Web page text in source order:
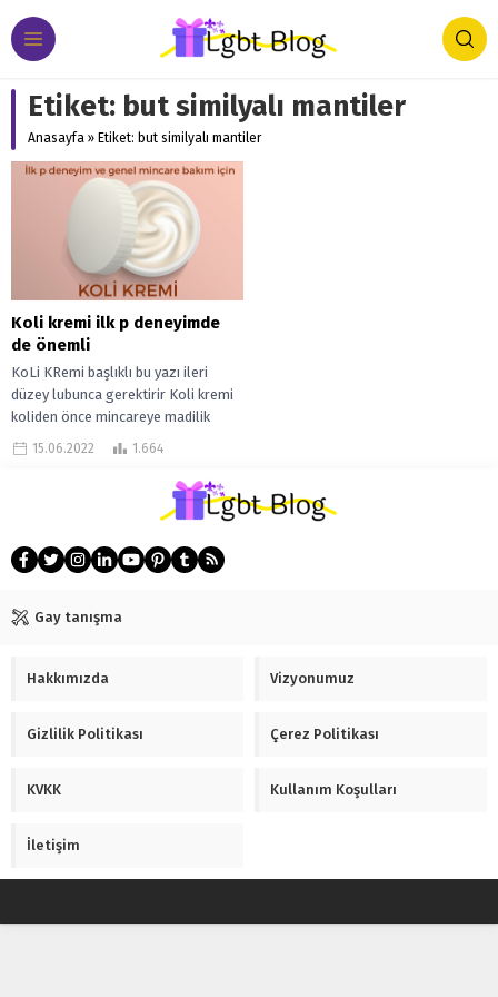
Etiket: but similyalı mantiler
Anasayfa » Etiket: but similyalı mantiler
Koli kremi ilk p deneyimde
de önemli
KoLi KRemi başlıklı bu yazı ileri
düzey lubunca gerektirir Koli kremi
koliden önce mincareye madilik
olmasın diye kayganlık vermesi
15.06.2022 1.664
Gay tanışma
Hakkımızda Vizyonumuz
Gizlilik Politikası Çerez Politikası
KVKK Kullanım Koşulları
İletişim